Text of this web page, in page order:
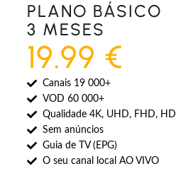
PLANO BÁSICO
3 MESES
19.99 €
Canais 19 000+
VOD 60 000+
Qualidade 4K, UHD, FHD, HD
Sem anúncios
Guia de TV (EPG)
O seu canal local AO VIVO